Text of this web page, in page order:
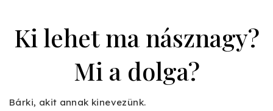
Ki lehet ma násznagy?
Mi a dolga?
Bárki, akit annak kinevezünk.